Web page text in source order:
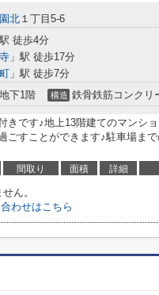
北 １丁目5-6
徒歩4分
」駅 徒歩17分
」駅 徒歩7分
下1階 構造 鉄骨鉄筋コンクリ
きです♪地上13階建てのマンシ
ごすことができます♪駐車場ま
間取り 面積 詳細
ん。
わせはこちら